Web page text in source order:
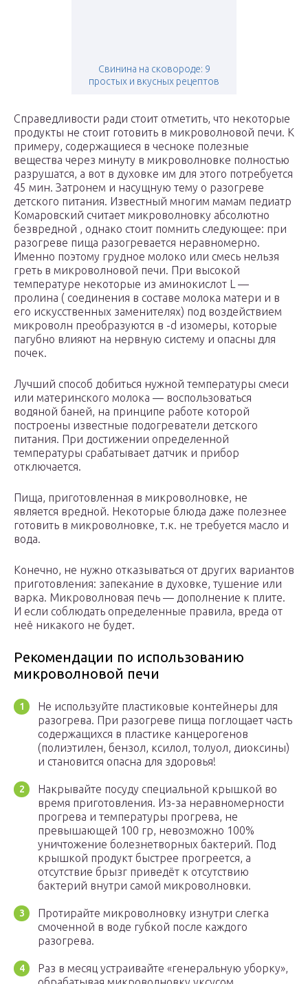
Свинина на сковороде: 9
простых и вкусных рецептов
Справедливости ради стоит отметить, что некоторые
продукты не стоит готовить в микроволновой печи. К
примеру, содержащиеся в чесноке полезные
вещества через минуту в микроволновке полностью
разрушатся, а вот в духовке им для этого потребуется
45 мин. Затронем и насущную тему о разогреве
детского питания. Известный многим мамам педиатр
Комаровский считает микроволновку абсолютно
безвредной , однако стоит помнить следующее: при
разогреве пища разогревается неравномерно.
Именно поэтому грудное молоко или смесь нельзя
греть в микроволновой печи. При высокой
температуре некоторые из аминокислот L —
пролина ( соединения в составе молока матери и в
его искусственных заменителях) под воздействием
микроволн преобразуются в -d изомеры, которые
пагубно влияют на нервную систему и опасны для
почек.
Лучший способ добиться нужной температуры смеси
или материнского молока — воспользоваться
водяной баней, на принципе работе которой
построены известные подогреватели детского
питания. При достижении определенной
температуры срабатывает датчик и прибор
отключается.
Пища, приготовленная в микроволновке, не
является вредной. Некоторые блюда даже полезнее
готовить в микроволновке, т.к. не требуется масло и
вода.
Конечно, не нужно отказываться от других вариантов
приготовления: запекание в духовке, тушение или
варка. Микроволновая печь — дополнение к плите.
И если соблюдать определенные правила, вреда от
неё никакого не будет.
Рекомендации по использованию
микроволновой печи
Не используйте пластиковые контейнеры для
разогрева. При разогреве пища поглощает часть
содержащихся в пластике канцерогенов
(полиэтилен, бензол, ксилол, толуол, диоксины)
и становится опасна для здоровья!
Накрывайте посуду специальной крышкой во
время приготовления. Из-за неравномерности
прогрева и температуры прогрева, не
превышающей 100 гр, невозможно 100%
уничтожение болезнетворных бактерий. Под
крышкой продукт быстрее прогреется, а
отсутствие брызг приведёт к отсутствию
бактерий внутри самой микроволновки.
Протирайте микроволновку изнутри слегка
смоченной в воде губкой после каждого
разогрева.
Раз в месяц устраивайте «генеральную уборку»,